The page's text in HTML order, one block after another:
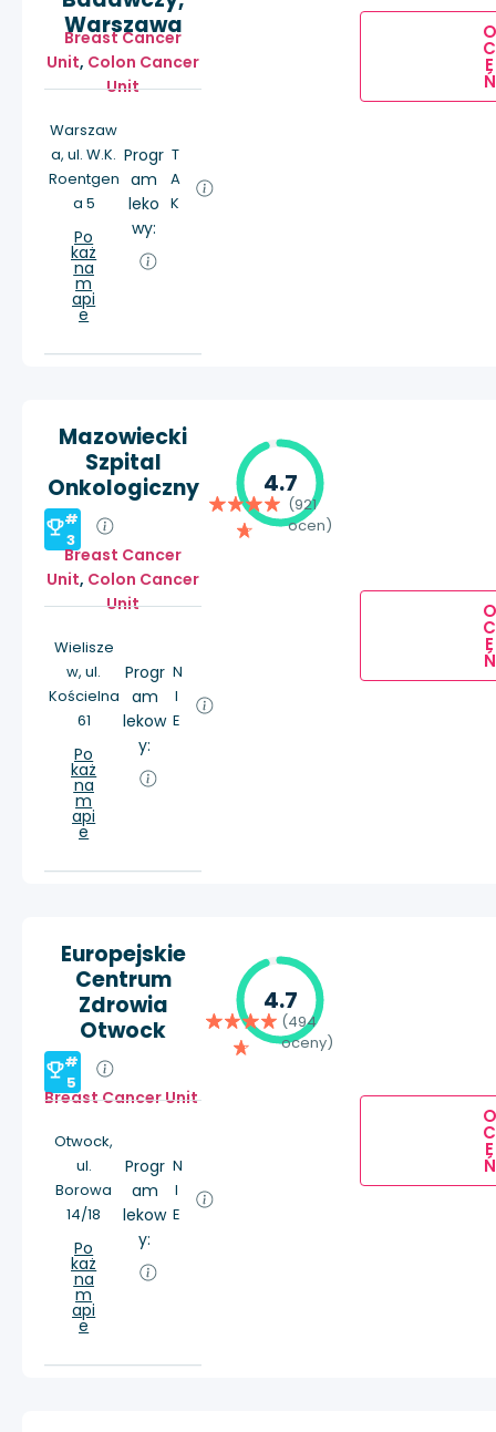
Warszawa
Breast Cancer
Unit, Colon Cancer
Unit
Warszaw
a, ul. W.K.
Roentgen
a 5
Po
każ
na
m
api
e
Progr
am
leko
wy:
T
A
K
O
C
E
Ń
Mazowiecki
Szpital
Onkologiczny
#
3
Breast Cancer
Unit, Colon Cancer
Unit
Wielisze
w, ul.
Kościelna
61
Po
każ
na
m
api
e
Progr
am
lekow
y:
N
I
E
4.7
(921
ocen)
O
C
E
Ń
Europejskie
Centrum
Zdrowia
Otwock
#
5
Breast Cancer Unit
Otwock,
ul.
Borowa
14/18
Po
każ
na
m
api
e
Progr
am
lekow
y:
N
I
E
4.7
(494
oceny)
O
C
E
Ń